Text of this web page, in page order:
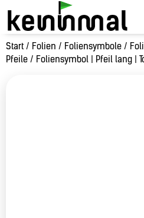
Start / Folien / Foliensymbole /
Pfeile / Foliensymbol | Pfeil lang |